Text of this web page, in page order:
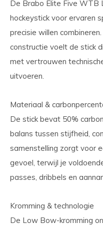
De Brabo Elite Five WTB
hockeystick voor ervaren
precisie willen
constructie voelt de stick
met vertrouwen
uitvoeren.
Materiaal &
De stick bevat 50%
balans tussen stijfheid,
samenstelling zorgt voor
gevoel, terwijl je
passes, dribbels en
Kromming & technologie
De Low Bow-kromming